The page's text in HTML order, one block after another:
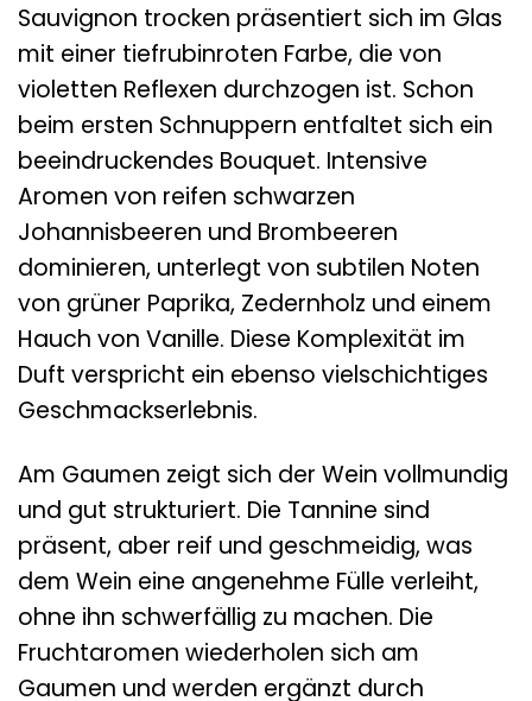
Sauvignon trocken präsentiert sich im Glas
mit einer tiefrubinroten Farbe, die von
violetten Reflexen durchzogen ist. Schon
beim ersten Schnuppern entfaltet sich ein
beeindruckendes Bouquet. Intensive
Aromen von reifen schwarzen
Johannisbeeren und Brombeeren
dominieren, unterlegt von subtilen Noten
von grüner Paprika, Zedernholz und einem
Hauch von Vanille. Diese Komplexität im
Duft verspricht ein ebenso vielschichtiges
Geschmackserlebnis.
Am Gaumen zeigt sich der Wein vollmundig
und gut strukturiert. Die Tannine sind
präsent, aber reif und geschmeidig, was
dem Wein eine angenehme Fülle verleiht,
ohne ihn schwerfällig zu machen. Die
Fruchtaromen wiederholen sich am
Gaumen und werden ergänzt durch